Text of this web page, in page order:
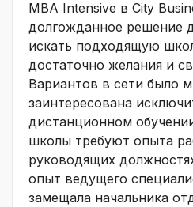
MBA Intensive в City
долгожданное решение
искать подходящую
достаточно желания и
Вариантов в сети было
заинтересована
дистанционном
школы требуют опыта
руководящих
опыт ведущего
замещала начальника